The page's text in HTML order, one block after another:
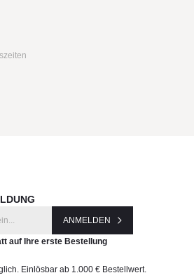
ANMELDEN
auf Ihre erste Bestellung
Einlösbar ab 1.000 € Bestellwert.